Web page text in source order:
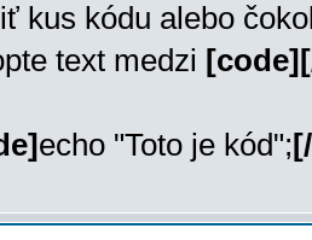
kus kódu alebo
text medzi
echo "Toto je kód";